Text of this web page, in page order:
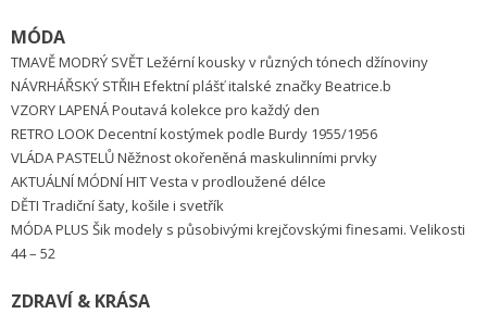
MÓDA
TMAVĚ MODRÝ SVĚT Ležérní kousky v různých tónech džínoviny
NÁVRHÁŘSKÝ STŘIH Efektní plášť italské značky Beatrice.b
VZORY LAPENÁ Poutavá kolekce pro každý den
RETRO LOOK Decentní kostýmek podle Burdy 1955/1956
VLÁDA PASTELŮ Něžnost okořeněná maskulinními prvky
AKTUÁLNÍ MÓDNÍ HIT Vesta v prodloužené délce
DĚTI Tradiční šaty, košile i svetřík
MÓDA PLUS Šik modely s působivými krejčovskými finesami. Velikosti
44 – 52
ZDRAVÍ & KRÁSA